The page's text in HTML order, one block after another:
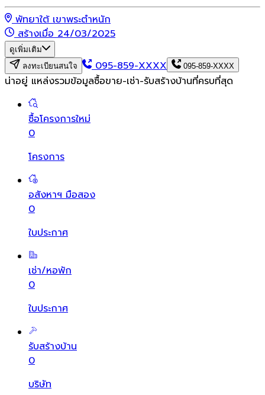
พัทยาใต้ เขาพระตำหนัก
สร้างเมื่อ 24/03/2025
ดูเพิ่มเติม
ลงทะเบียนสนใจ
095-859-XXXX 095-859-XXXX
น่าอยู่ แหล่งรวมข้อมูลซื้อขาย-เช่า-รับสร้างบ้านที่ครบที่สุด
ซื้อโครงการใหม่
0
โครงการ
อสังหาฯ มือสอง
0
ใบประกาศ
เช่า/หอพัก
0
ใบประกาศ
รับสร้างบ้าน
0
บริษัท